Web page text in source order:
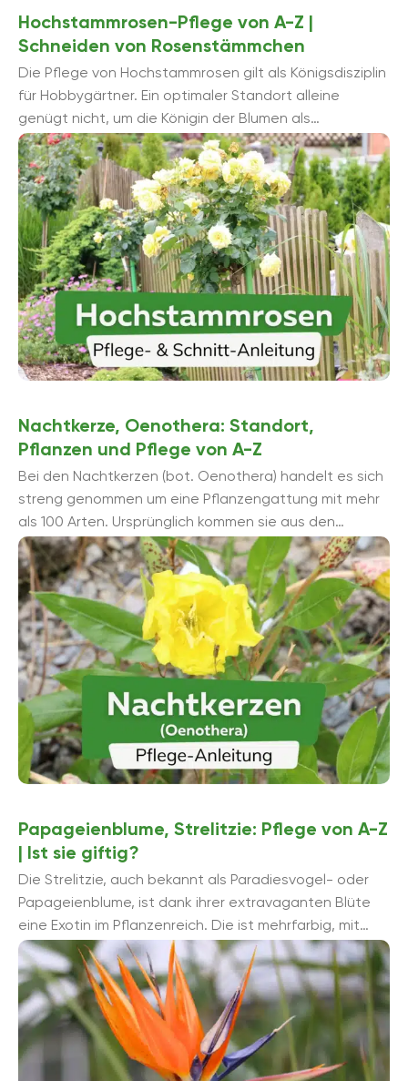
Hochstammrosen-Pflege von A-Z |
Schneiden von Rosenstämmchen
Die Pflege von Hochstammrosen gilt als Königsdisziplin
für Hobbygärtner. Ein optimaler Standort alleine
genügt nicht, um die Königin der Blumen als
malerisches Rosenstämmchen in ...
Nachtkerze, Oenothera: Standort,
Pflanzen und Pflege von A-Z
Bei den Nachtkerzen (bot. Oenothera) handelt es sich
streng genommen um eine Pflanzengattung mit mehr
als 100 Arten. Ursprünglich kommen sie aus den
gemäßigten bis tropischen Gebieten der Neuen ...
Papageienblume, Strelitzie: Pflege von A-Z
| Ist sie giftig?
Die Strelitzie, auch bekannt als Paradiesvogel- oder
Papageienblume, ist dank ihrer extravaganten Blüte
eine Exotin im Pflanzenreich. Die ist mehrfarbig, mit
kräftigen Orange- und Blautönen und ähnelt ä...